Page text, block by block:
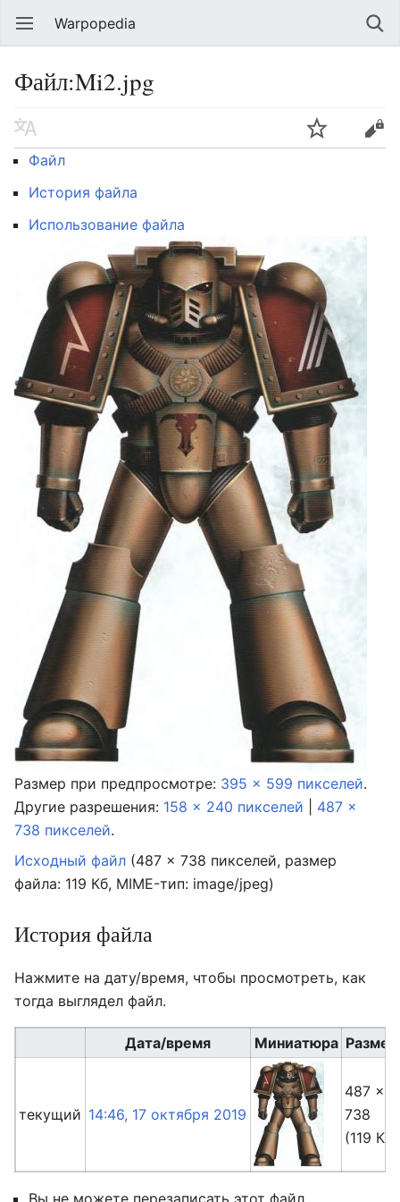
Warpopedia
Файл:Mi2.jpg
Файл
История файла
Использование файла
Размер при предпросмотре: 395 × 599 пикселей.
Другие разрешения: 158 × 240 пикселей
487 ×
738 пикселей.
Исходный файл (487 × 738 пикселей, размер
файла: 119 Кб, MIME-тип: image/jpeg)
История файла
Нажмите на дату/время, чтобы просмотреть, как
тогда выглядел файл.
Дата/время Миниатюра
текущий 14:46, 17 октября 2019
487 ×
738
(119 Кб)
Вы не можете перезаписать этот файл.